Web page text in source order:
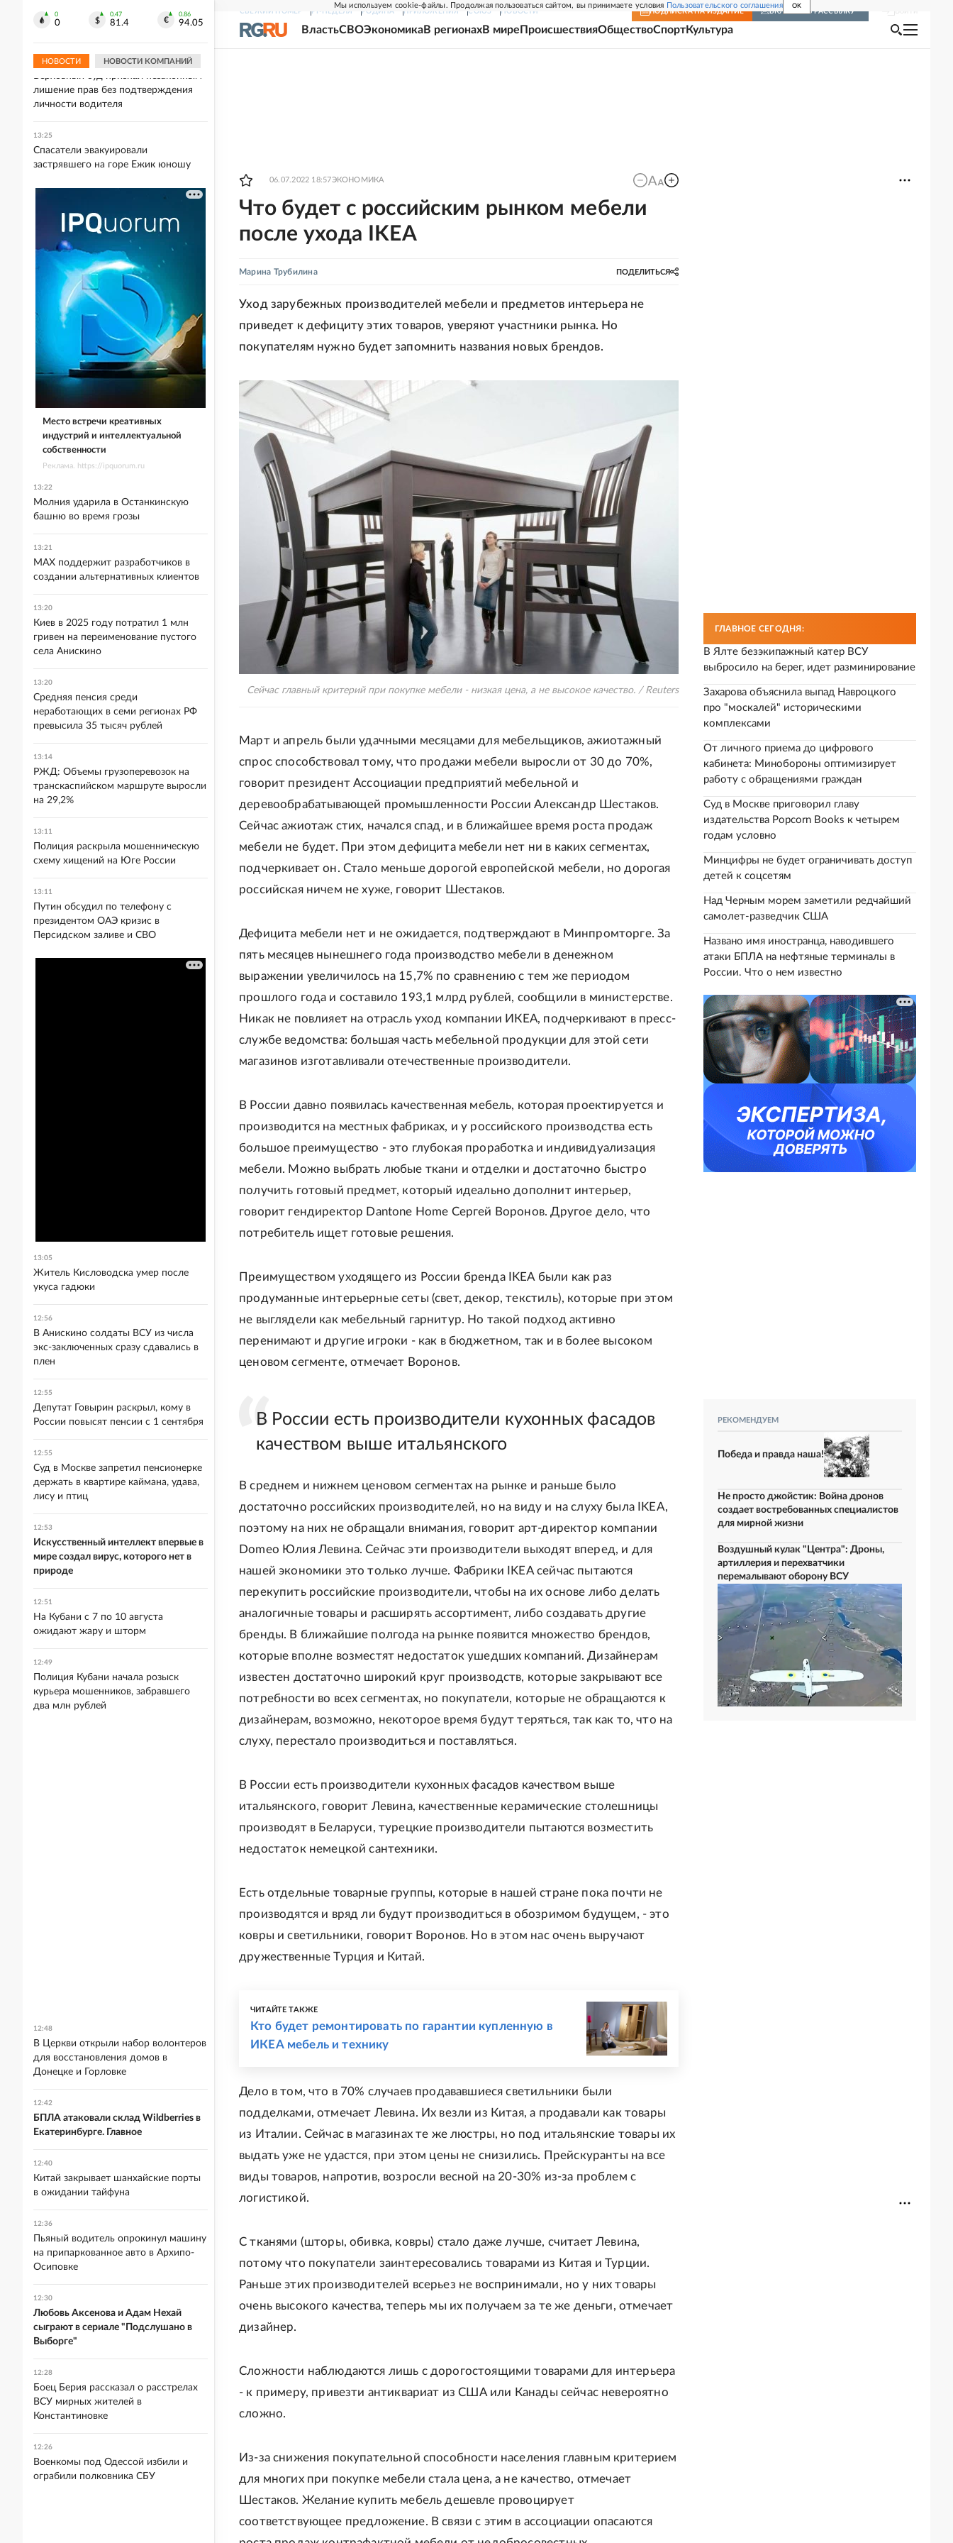
Мы используем cookie-файлы. Продолжая пользоваться сайтом, вы принимаете условия Пользовательского соглашения OK
СВЕЖИЙ НОМЕР РГ-НЕДЕЛЯ РОДИНА ПРИЛОЖЕНИЯ СОЮЗ НОВОСТИ ПОДПИСКА НА ИЗДАНИЕ ВКЛЮЧИТЬ РАССЫЛКУ
ВластьСВОЭкономикаВ регионахВ мире ПроисшествияОбществоСпортКультура
06.07.2022 18:57ЭКОНОМИКА
Что будет с российским рынком мебели
после ухода IKEA
Марина Трубилина ПОДЕЛИТЬСЯ
Уход зарубежных производителей мебели и предметов интерьера не
приведет к дефициту этих товаров, уверяют участники рынка. Но
покупателям нужно будет запомнить названия новых брендов.
Сейчас главный критерий при покупке мебели - низкая цена, а не высокое качество. / Reuters
Март и апрель были удачными месяцами для мебельщиков, ажиотажный
спрос способствовал тому, что продажи мебели выросли от 30 до 70%,
говорит президент Ассоциации предприятий мебельной и
деревообрабатывающей промышленности России Александр Шестаков.
Сейчас ажиотаж стих, начался спад, и в ближайшее время роста продаж
мебели не будет. При этом дефицита мебели нет ни в каких сегментах,
подчеркивает он. Стало меньше дорогой европейской мебели, но дорогая
российская ничем не хуже, говорит Шестаков.
Дефицита мебели нет и не ожидается, подтверждают в Минпромторге. За
пять месяцев нынешнего года производство мебели в денежном
выражении увеличилось на 15,7% по сравнению с тем же периодом
прошлого года и составило 193,1 млрд рублей, сообщили в министерстве.
Никак не повлияет на отрасль уход компании ИКЕА, подчеркивают в пресс-
службе ведомства: большая часть мебельной продукции для этой сети
магазинов изготавливали отечественные производители.
В России давно появилась качественная мебель, которая проектируется и
производится на местных фабриках, и у российского производства есть
большое преимущество - это глубокая проработка и индивидуализация
мебели. Можно выбрать любые ткани и отделки и достаточно быстро
получить готовый предмет, который идеально дополнит интерьер,
говорит гендиректор Dantone Home Сергей Воронов. Другое дело, что
потребитель ищет готовые решения.
Преимуществом уходящего из России бренда IKEA были как раз
продуманные интерьерные сеты (свет, декор, текстиль), которые при этом
не выглядели как мебельный гарнитур. Но такой подход активно
перенимают и другие игроки - как в бюджетном, так и в более высоком
ценовом сегменте, отмечает Воронов.
В России есть производители кухонных фасадов
качеством выше итальянского
В среднем и нижнем ценовом сегментах на рынке и раньше было
достаточно российских производителей, но на виду и на слуху была IKEA,
поэтому на них не обращали внимания, говорит арт-директор компании
Domeo Юлия Левина. Сейчас эти производители выходят вперед, и для
нашей экономики это только лучше. Фабрики IKEA сейчас пытаются
перекупить российские производители, чтобы на их основе либо делать
аналогичные товары и расширять ассортимент, либо создавать другие
бренды. В ближайшие полгода на рынке появится множество брендов,
которые вполне возместят недостаток ушедших компаний. Дизайнерам
известен достаточно широкий круг производств, которые закрывают все
потребности во всех сегментах, но покупатели, которые не обращаются к
дизайнерам, возможно, некоторое время будут теряться, так как то, что на
слуху, перестало производиться и поставляться.
В России есть производители кухонных фасадов качеством выше
итальянского, говорит Левина, качественные керамические столешницы
производят в Беларуси, турецкие производители пытаются возместить
недостаток немецкой сантехники.
Есть отдельные товарные группы, которые в нашей стране пока почти не
производятся и вряд ли будут производиться в обозримом будущем, - это
ковры и светильники, говорит Воронов. Но в этом нас очень выручают
дружественные Турция и Китай.
ЧИТАЙТЕ ТАКЖЕ
Кто будет ремонтировать по гарантии купленную в
ИКЕА мебель и технику
Дело в том, что в 70% случаев продававшиеся светильники были
подделками, отмечает Левина. Их везли из Китая, а продавали как товары
из Италии. Сейчас в магазинах те же люстры, но под итальянские товары их
выдать уже не удастся, при этом цены не снизились. Прейскуранты на все
виды товаров, напротив, возросли весной на 20-30% из-за проблем с
логистикой.
С тканями (шторы, обивка, ковры) стало даже лучше, считает Левина,
потому что покупатели заинтересовались товарами из Китая и Турции.
Раньше этих производителей всерьез не воспринимали, но у них товары
очень высокого качества, теперь мы их получаем за те же деньги, отмечает
дизайнер.
Сложности наблюдаются лишь с дорогостоящими товарами для интерьера
- к примеру, привезти антиквариат из США или Канады сейчас невероятно
сложно.
Из-за снижения покупательной способности населения главным критерием
для многих при покупке мебели стала цена, а не качество, отмечает
Шестаков. Желание купить мебель дешевле провоцирует
соответствующее предложение. В связи с этим в ассоциации опасаются
ГЛАВНОЕ СЕГОДНЯ:
В Ялте безэкипажный катер ВСУ
выбросило на берег, идет разминирование
Захарова объяснила выпад Навроцкого
про "москалей" историческими
комплексами
От личного приема до цифрового
кабинета: Минобороны оптимизирует
работу с обращениями граждан
Суд в Москве приговорил главу
издательства Popcorn Books к четырем
годам условно
Минцифры не будет ограничивать доступ
детей к соцсетям
Над Черным морем заметили редчайший
самолет-разведчик США
Названо имя иностранца, наводившего
атаки БПЛА на нефтяные терминалы в
России. Что о нем известно
РЕКОМЕНДУЕМ
Победа и правда наша!
Не просто джойстик: Война дронов
создает востребованных специалистов
для мирной жизни
Воздушный кулак "Центра": Дроны,
артиллерия и перехватчики
перемалывают оборону ВСУ
0
0
0.47
81.4
0.86
94.05
НОВОСТИ НОВОСТИ КОМПАНИЙ
антитеррористическую защиту
13:27
Верховный суд признал незаконным
лишение прав без подтверждения
личности водителя
13:25
Спасатели эвакуировали
застрявшего на горе Ежик юношу
Место встречи креативных
индустрий и интеллектуальной
собственности
Реклама. https://ipquorum.ru
13:22
Молния ударила в Останкинскую
башню во время грозы
13:21
MAX поддержит разработчиков в
создании альтернативных клиентов
13:20
Киев в 2025 году потратил 1 млн
гривен на переименование пустого
села Анискино
13:20
Средняя пенсия среди
неработающих в семи регионах РФ
превысила 35 тысяч рублей
13:14
РЖД: Объемы грузоперевозок на
транскаспийском маршруте выросли
на 29,2%
13:11
Полиция раскрыла мошенническую
схему хищений на Юге России
13:11
Путин обсудил по телефону с
президентом ОАЭ кризис в
Персидском заливе и СВО
13:05
Житель Кисловодска умер после
укуса гадюки
12:56
В Анискино солдаты ВСУ из числа
экс-заключенных сразу сдавались в
плен
12:55
Депутат Говырин раскрыл, кому в
России повысят пенсии с 1 сентября
12:55
Суд в Москве запретил пенсионерке
держать в квартире каймана, удава,
лису и птиц
12:53
Искусственный интеллект впервые в
мире создал вирус, которого нет в
природе
12:51
На Кубани с 7 по 10 августа
ожидают жару и шторм
12:49
Полиция Кубани начала розыск
курьера мошенников, забравшего
два млн рублей
12:48
В Церкви открыли набор волонтеров
для восстановления домов в
Донецке и Горловке
12:42
БПЛА атаковали склад Wildberries в
Екатеринбурге. Главное
12:40
Китай закрывает шанхайские порты
в ожидании тайфуна
12:36
Пьяный водитель опрокинул машину
на припаркованное авто в Архипо-
Осиповке
12:30
Любовь Аксенова и Адам Нехай
сыграют в сериале "Подслушано в
Выборге"
12:28
Боец Берия рассказал о расстрелах
ВСУ мирных жителей в
Константиновке
12:26
Военкомы под Одессой избили и
ограбили полковника СБУ